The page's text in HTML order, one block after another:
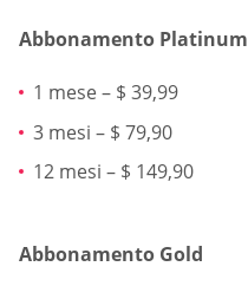
Abbonamento Platinum
1 mese – $ 39,99
3 mesi – $ 79,90
12 mesi – $ 149,90
Abbonamento Gold